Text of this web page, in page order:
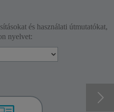
és használati útmutatókat,
nyelvet: